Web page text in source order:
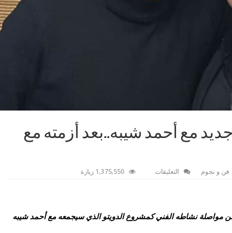
مع أحمد شيبه..بعد أزمته مع
فن و نجوم التعليقات
مع
1,375,550 زيارة
من مواصلة نشاطه الفني كمشروع الدويتو الذي سيجمعه مع أحمد شيبه